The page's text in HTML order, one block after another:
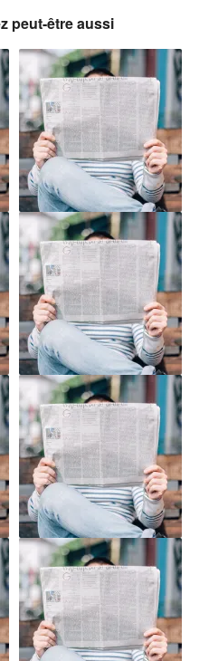
peut-être aussi